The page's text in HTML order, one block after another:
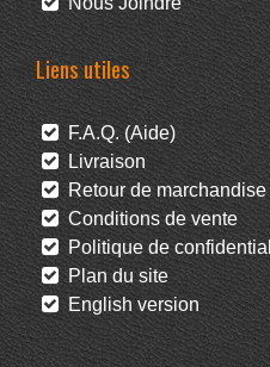
Liens utiles
F.A.Q. (Aide)
Livraison
Retour de marchandise
Conditions de vente
Politique de
Plan du site
English version